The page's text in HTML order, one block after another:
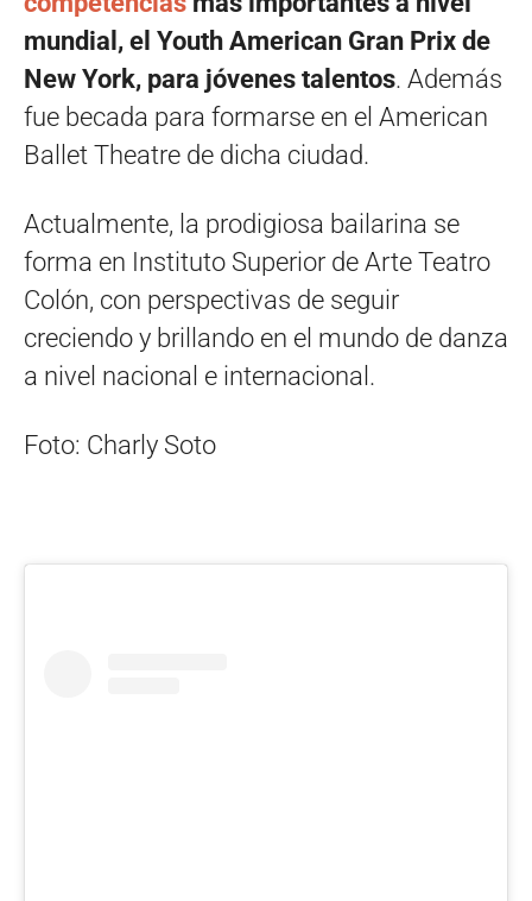
mundial, el Youth American Gran Prix de
New York, para jóvenes talentos. Además
fue becada para formarse en el American
Ballet Theatre de dicha ciudad.
Actualmente, la prodigiosa bailarina se
forma en Instituto Superior de Arte Teatro
Colón, con perspectivas de seguir
creciendo y brillando en el mundo de danza
a nivel nacional e internacional.
Foto: Charly Soto